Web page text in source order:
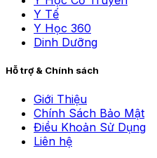
Y Tế
Y Học 360
Dinh Dưỡng
Hỗ trợ & Chính sách
Giới Thiệu
Chính Sách Bảo Mật
Điều Khoản Sử Dụng
Liên hệ